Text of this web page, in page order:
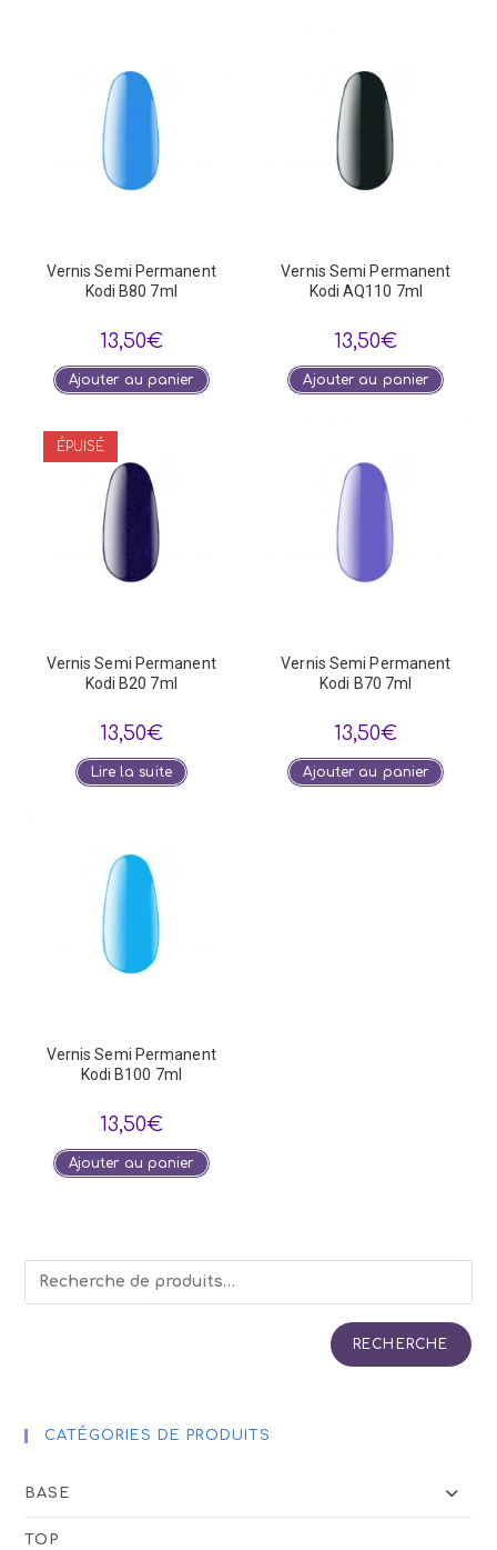
Vernis Semi Permanent
Kodi B80 7ml
13,50€
Ajouter au panier
Vernis Semi Permanent
Kodi AQ110 7ml
13,50€
Ajouter au panier
ÉPUISÉ
Vernis Semi Permanent
Kodi B20 7ml
13,50€
Lire la suite
Vernis Semi Permanent
Kodi B70 7ml
13,50€
Ajouter au panier
Vernis Semi Permanent
Kodi B100 7ml
13,50€
Ajouter au panier
RECHERCHE
CATÉGORIES DE PRODUITS
BASE
TOP